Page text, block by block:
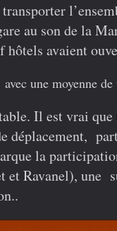
au son de la
avaient
une moyenne de
Il est vrai
déplacement,
la
et Ravanel), une